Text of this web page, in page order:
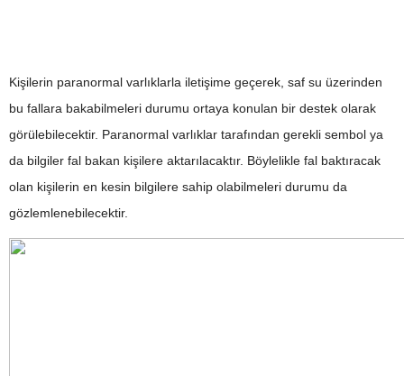
Kişilerin paranormal varlıklarla iletişime geçerek, saf su üzerinden
bu fallara bakabilmeleri durumu ortaya konulan bir destek olarak
görülebilecektir. Paranormal varlıklar tarafından gerekli sembol ya
da bilgiler fal bakan kişilere aktarılacaktır. Böylelikle fal baktıracak
olan kişilerin en kesin bilgilere sahip olabilmeleri durumu da
gözlemlenebilecektir.